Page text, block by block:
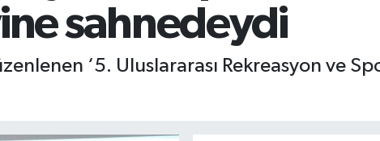
sahnedeydi
‘5. Uluslararası Rekreasyon ve